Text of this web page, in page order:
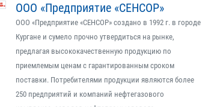
ООО «Предприятие «СЕНСОР»
ООО «Предприятие «СЕНСОР» создано в 1992 г. в городе
Кургане и сумело прочно утвердиться на рынке,
предлагая высококачественную продукцию по
приемлемым ценам с гарантированным сроком
поставки. Потребителями продукции являются более
250 предприятий и компаний нефтегазового